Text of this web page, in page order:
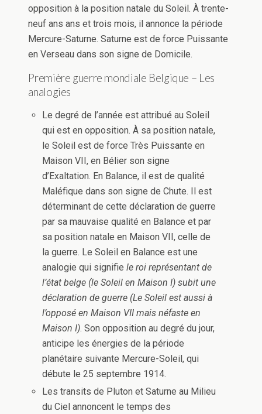
opposition à la position natale du Soleil. À trente-
neuf ans ans et trois mois, il annonce la période
Mercure-Saturne. Saturne est de force Puissante
en Verseau dans son signe de Domicile.
Première guerre mondiale Belgique – Les
analogies
Le degré de l’année est attribué au Soleil
qui est en opposition. À sa position natale,
le Soleil est de force Très Puissante en
Maison VII, en Bélier son signe
d’Exaltation. En Balance, il est de qualité
Maléfique dans son signe de Chute. Il est
déterminant de cette déclaration de guerre
par sa mauvaise qualité en Balance et par
sa position natale en Maison VII, celle de
la guerre. Le Soleil en Balance est une
analogie qui signifiele roi représentant de
l’état belge (le Soleil en Maison I) subit une
déclaration de guerre (Le Soleil est aussi à
l’opposé en Maison VII mais néfaste en
Maison I). Son opposition au degré du jour,
anticipe les énergies de la période
planétaire suivante Mercure-Soleil, qui
débute le 25 septembre 1914.
Les transits de Pluton et Saturne au Milieu
du Ciel annoncent le temps des